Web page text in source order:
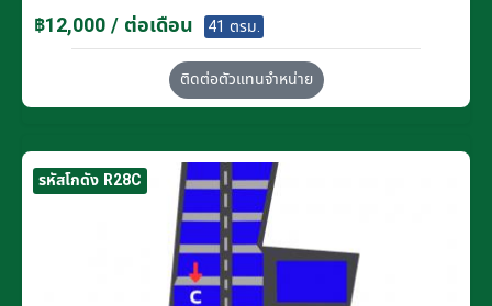
฿12,000 / ต่อเดือน 41 ตรม.
ติดต่อตัวแทนจำหน่าย
รหัสโกดัง R28C